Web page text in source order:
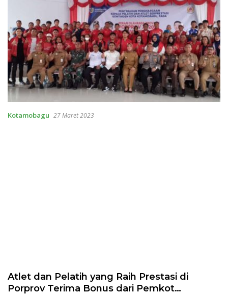
Kotamobagu 27 Maret 2023
Atlet dan Pelatih yang Raih Prestasi di
Porprov Terima Bonus dari Pemkot